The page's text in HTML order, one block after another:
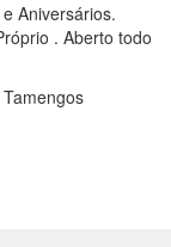
Aniversários.
. Aberto todo